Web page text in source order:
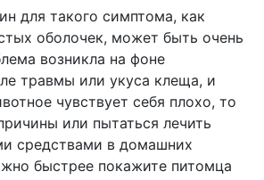
для такого симптома, как
оболочек, может быть очень
возникла на фоне
травмы или укуса клеща, и
чувствует себя плохо, то
или пытаться лечить
средствами в домашних
быстрее покажите питомца